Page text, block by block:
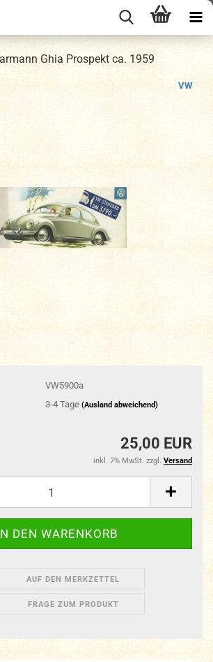
Ghia Prospekt ca. 1959
VW
VW5900a
3-4 Tage (Ausland abweichend)
25,00 EUR
inkl. 7% MwSt. zzgl. Versand
AUF DEN MERKZETTEL
FRAGE ZUM PRODUKT